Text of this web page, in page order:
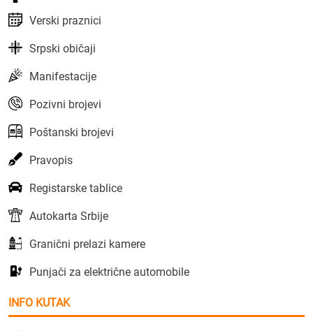
Verski praznici
Srpski običaji
Manifestacije
Pozivni brojevi
Poštanski brojevi
Pravopis
Registarske tablice
Autokarta Srbije
Granični prelazi kamere
Punjači za električne automobile
INFO KUTAK